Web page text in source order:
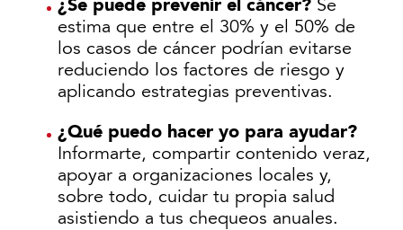
Se
estima que entre el 30% y el 50% de
los casos de cáncer podrían evitarse
reduciendo los factores de riesgo y
aplicando estrategias preventivas.
¿Qué puedo hacer yo para ayudar?
Informarte, compartir contenido veraz,
apoyar a organizaciones locales y,
sobre todo, cuidar tu propia salud
asistiendo a tus chequeos anuales.